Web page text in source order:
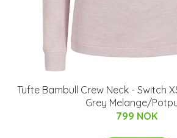
Tufte Bambull Crew Neck - Switch
Grey Melange/
799 NOK